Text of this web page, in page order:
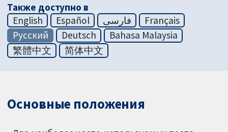
Также доступно в
English
Español فارسی
Français
Русский
Deutsch
Bahasa Malaysia
繁體中文
简体中文
Основные положения